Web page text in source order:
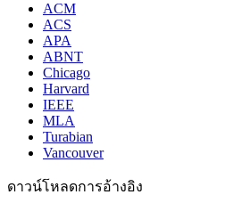
ACM
ACS
APA
ABNT
Chicago
Harvard
IEEE
MLA
Turabian
Vancouver
ดาวน์โหลดการอ้างอิง